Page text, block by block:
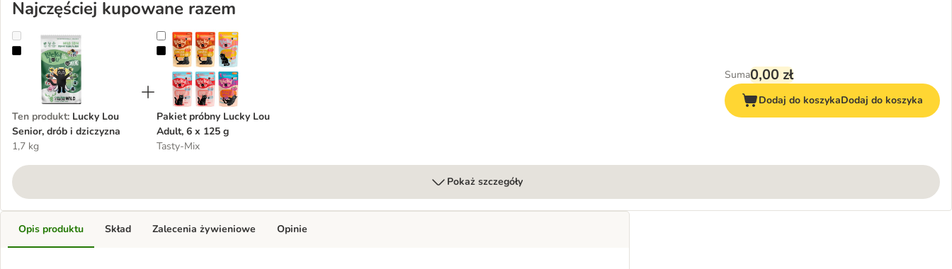
Najczęściej kupowane razem
Lucky Lou Senior, drób i dziczyzna
Ten produkt: Lucky Lou
Senior, drób i dziczyzna
1,7 kg
Pakiet próbny Lucky Lou Adult, 6 x 125 g
Pakiet próbny Lucky Lou
Adult, 6 x 125 g
Tasty-Mix
Suma0,00 zł
Dodaj do koszykaDodaj do koszyka
Pokaż szczegóły
Opis produktu Skład Zalecenia żywieniowe Opinie